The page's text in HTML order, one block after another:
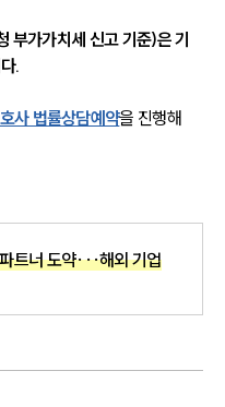
가가치세 신고 기준)은 기
.
사 법률상담예약을 진행해
트너 도약···해외 기업